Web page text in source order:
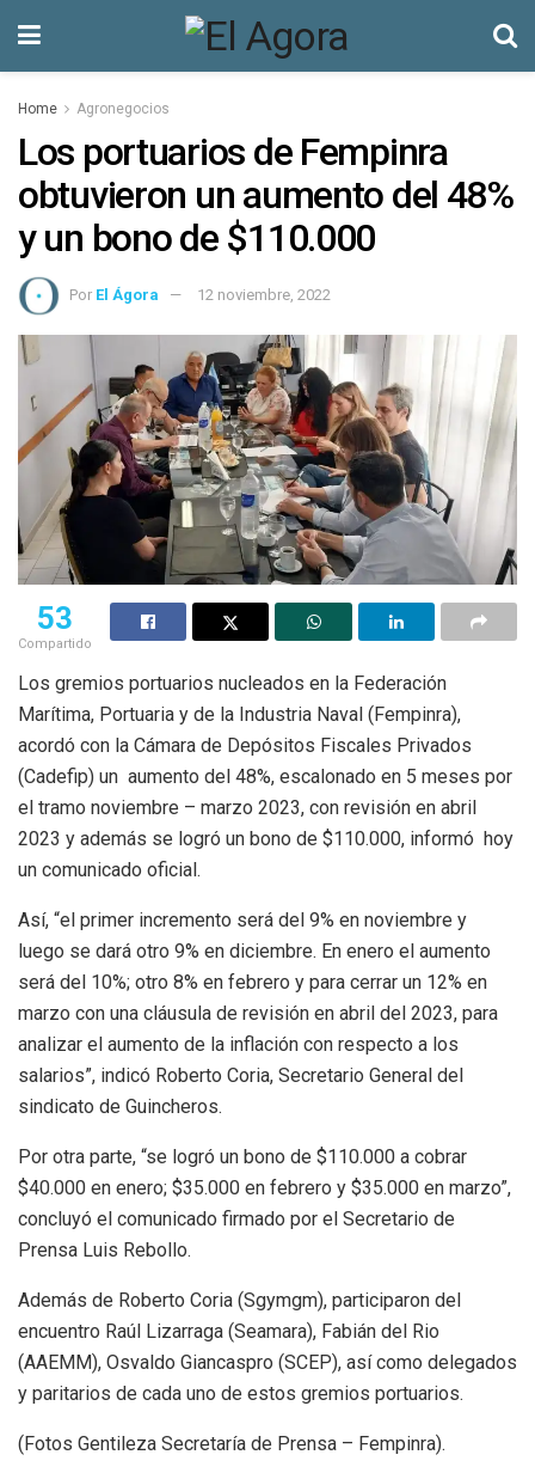
Home Agronegocios
Los portuarios de Fempinra
obtuvieron un aumento del 48%
y un bono de $110.000
Por El Ágora 12 noviembre, 2022
53
Compartido
Los gremios portuarios nucleados en la Federación
Marítima, Portuaria y de la Industria Naval (Fempinra),
acordó con la Cámara de Depósitos Fiscales Privados
(Cadefip) un aumento del 48%, escalonado en 5 meses por
el tramo noviembre – marzo 2023, con revisión en abril
2023 y además se logró un bono de $110.000, informó hoy
un comunicado oficial.
Así, “el primer incremento será del 9% en noviembre y
luego se dará otro 9% en diciembre. En enero el aumento
será del 10%; otro 8% en febrero y para cerrar un 12% en
marzo con una cláusula de revisión en abril del 2023, para
analizar el aumento de la inflación con respecto a los
salarios”, indicó Roberto Coria, Secretario General del
sindicato de Guincheros.
Por otra parte, “se logró un bono de $110.000 a cobrar
$40.000 en enero; $35.000 en febrero y $35.000 en marzo”,
concluyó el comunicado firmado por el Secretario de
Prensa Luis Rebollo.
Además de Roberto Coria (Sgymgm), participaron del
encuentro Raúl Lizarraga (Seamara), Fabián del Rio
(AAEMM), Osvaldo Giancaspro (SCEP), así como delegados
y paritarios de cada uno de estos gremios portuarios.
(Fotos Gentileza Secretaría de Prensa – Fempinra).